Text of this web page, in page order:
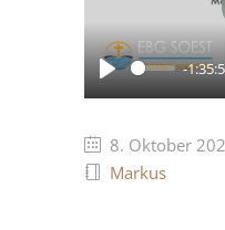
Play
-
8. Oktober
Markus